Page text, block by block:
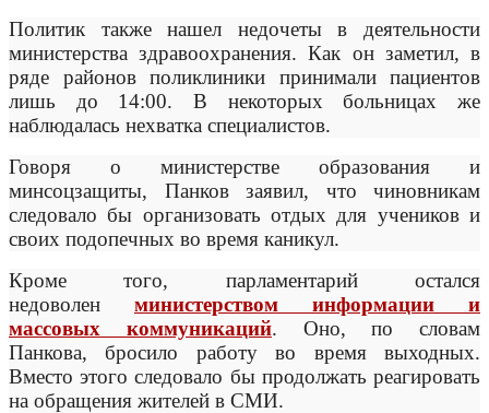
Политик также нашел недочеты в деятельности
министерства здравоохранения. Как он заметил, в
ряде районов поликлиники принимали пациентов
лишь до 14:00. В некоторых больницах же
наблюдалась нехватка специалистов.
Говоря о министерстве образования и
минсоцзащиты, Панков заявил, что чиновникам
следовало бы организовать отдых для учеников и
своих подопечных во время каникул.
Кроме того, парламентарий остался
недоволен министерством информации и
массовых коммуникаций. Оно, по словам
Панкова, бросило работу во время выходных.
Вместо этого следовало бы продолжать реагировать
на обращения жителей в СМИ.